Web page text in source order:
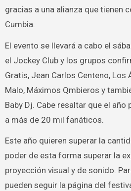
gracias a una alianza que tienen
Cumbia.
El evento se llevará a cabo el
el Jockey Club y los grupos
Gratis, Jean Carlos Centeno, Los
Malo, Máximos Qmbieros y
Baby Dj. Cabe resaltar que el
a más de 20 mil fanáticos.
Este año quieren superar la
poder de esta forma superar la
proyección visual y de sonido.
pueden seguir la página del